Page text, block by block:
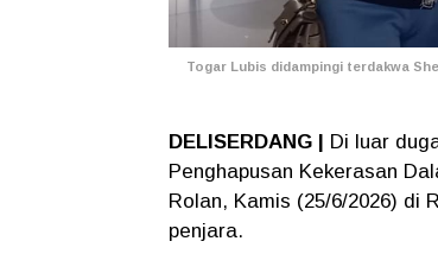
Togar Lubis didampingi terdakwa
DELISERDANG |
Di luar
Penghapusan Kekerasan
Rolan, Kamis (25/6/2026) di
penjara.